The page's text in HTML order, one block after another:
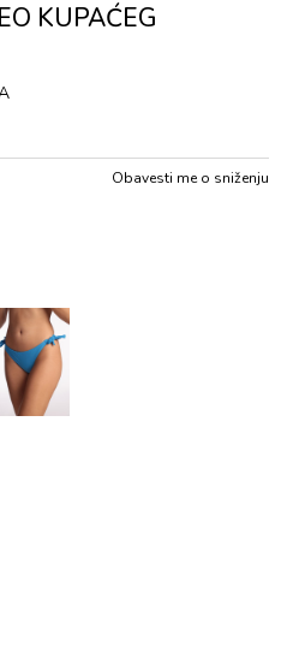
KUPAĆEG
Obavesti me o sniženju